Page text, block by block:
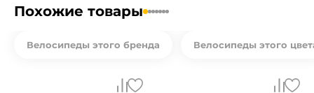
Похожие товары
Велосипеды этого бренда Велосипеды этого